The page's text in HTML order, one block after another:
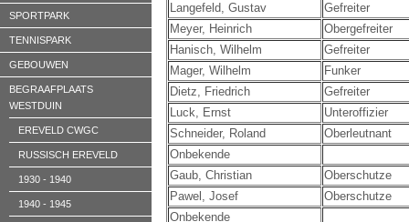
SPORTPARK
TENNISPARK
GEBOUWEN
BEGRAAFPLAATS
WESTDUIN
EREVELD CWGC
RUSSISCH EREVELD
1930 - 1940
1940 - 1945
Langefeld, Gustav
Gefreiter
Meyer, Heinrich
Obergefreiter
Hanisch, Wilhelm
Gefreiter
Mager, Wilhelm
Funker
Dietz, Friedrich
Gefreiter
Luck, Ernst
Unteroffizier
Schneider, Roland
Oberleutnant
Onbekende
Gaub, Christian
Oberschutze
Pawel, Josef
Oberschutze
Onbekende